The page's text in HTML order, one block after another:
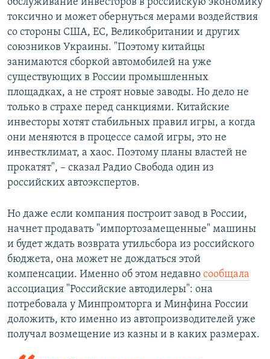
токсично и может обернуться мерами воздействия
со стороны США, ЕС, Великобритании и других
союзников Украины. "Поэтому китайцы
занимаются сборкой автомобилей на уже
существующих в России промышленных
площадках, а не строят новые заводы. Но дело не
только в страхе перед санкциями. Китайские
инвесторы хотят стабильных правил игры, а когда
они меняются в процессе самой игры, это не
инвестклимат, а хаос. Поэтому планы властей не
прокатят", – сказал Радио Свобода один из
российских автоэкспертов.
Но даже если компания построит завод в России,
начнет продавать "импортозамещенные" машины
и будет ждать возврата утильсбора из российского
бюджета, она может не дождаться этой
компенсации. Именно об этом недавно сообщала
ассоциация "Российские автодилеры": она
потребовала у Минпромторга и Минфина России
доложить, кто именно из автопроизводителей уже
получал возмещение из казны и в каких размерах.